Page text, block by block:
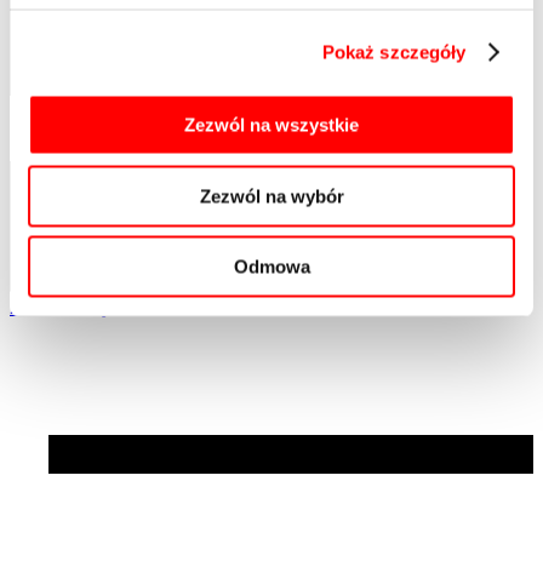
Pokaż szczegóły
Zezwól na wszystkie
Zezwól na wybór
Odmowa
Zobacz wszystkie aktualności